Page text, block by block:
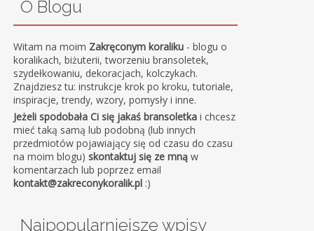
O Blogu
Witam na moim Zakręconym koraliku - blogu o
koralikach, biżuterii, tworzeniu bransoletek,
szydełkowaniu, dekoracjach, kolczykach.
Znajdziesz tu: instrukcje krok po kroku, tutoriale,
inspiracje, trendy, wzory, pomysły i inne.
Jeżeli spodobała Ci się jakaś bransoletka i chcesz
mieć taką samą lub podobną (lub innych
przedmiotów pojawiający się od czasu do czasu
na moim blogu)skontaktuj się ze mną w
komentarzach lub poprzez email
kontakt@zakreconykoralik.pl :)
Najpopularniejsze wpisy